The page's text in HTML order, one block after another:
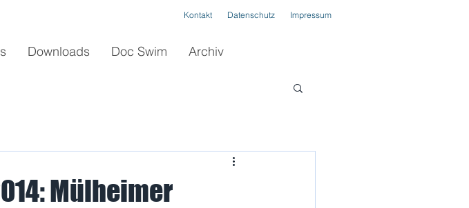
Kontakt Datenschutz Impressum
Downloads Doc Swim Archiv
Mülheimer